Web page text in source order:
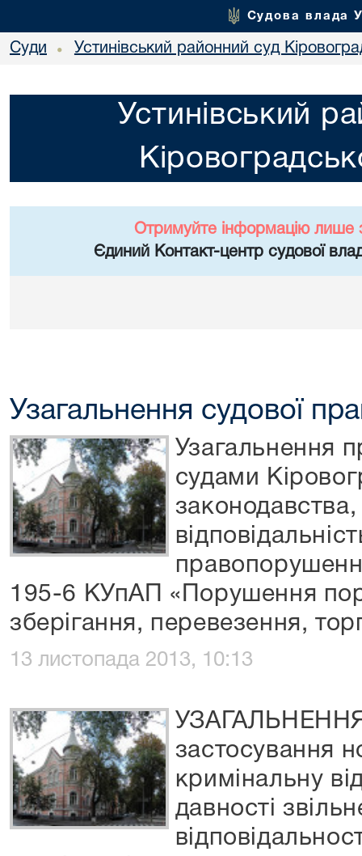
Судова влада
Суди • Устинівський районний суд
Устинівський
Отримуйте інформацію лише
Єдиний Контакт-центр судової
Узагальнення судової
Узагальнення
судами
195-6 КУпАП «Порушення
зберігання, перевезення,
13 листопада 2013, 10:13
УЗАГАЛЬНЕННЯ
застосування
кримінальну
давності